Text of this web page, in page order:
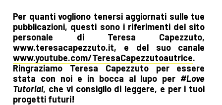
Per quanti vogliono tenersi aggiornati sulle tue
pubblicazioni, questi sono i riferimenti del sito
personale di Teresa Capezzuto,
www.teresacapezzuto.it, e del suo canale
www.youtube.com/TeresaCapezzutoautrice.
Ringraziamo Teresa Capezzuto per essere
stata con noi e in bocca al lupo per #Love
Tutorial, che vi consiglio di leggere, e per i tuoi
progetti futuri!